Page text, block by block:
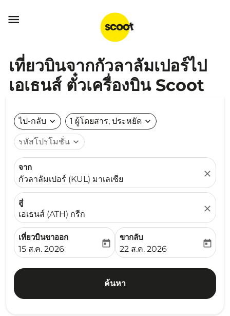

เที่ยวบินจากกัวลาลัมเปอร์ไป
เอเธนส์ ตั๋วเครื่องบิน Scoot
ไป-กลับ expand_more 1 ผู้โดยสาร, ประหยัด expand_more
รหัสโปรโมชั่น expand_more
จาก
กัวลาลัมเปอร์ (KUL) มาเลเซีย
close
สู่
เอเธนส์ (ATH) กรีก
close
เที่ยวบินขาออก
fc-booking-departure-date-aria-label
15 ส.ค. 2026
today
ขากลับ
fc-booking-return-date-
22 ส.ค. 2026
today
ค้นหา